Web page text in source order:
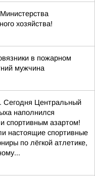
хозяйства!
в пожарном
мужчина
Центральный
наполнился
спортивным азартом!
настоящие спортивные
по лёгкой атлетике,